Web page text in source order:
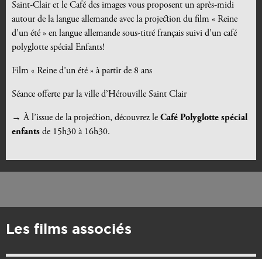
Saint-Clair et le Café des images vous proposent un après-midi
autour de la langue allemande avec la projection du film « Reine
d’un été » en langue allemande sous-titré français suivi d’un café
polyglotte spécial Enfants!
Film « Reine d’un été » à partir de 8 ans
Séance offerte par la ville d’Hérouville Saint Clair
→ À l’issue de la projection, découvrez le Café Polyglotte spécial
enfants de 15h30 à 16h30.
Les films associés